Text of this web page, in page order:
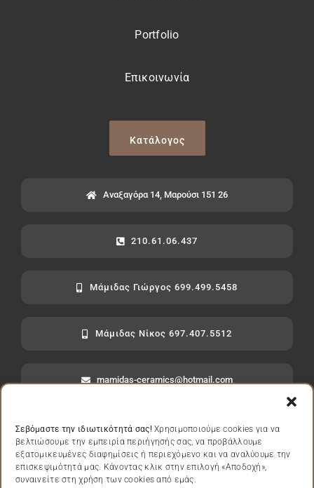
Σεβόμαστε την ιδιωτικότητά σας!Χρησιμοποιούμε cookies για να
βελτιώσουμε την εμπειρία περιήγησής σας, να προβάλλουμε
εξατομικευμένες διαφημίσεις ή περιεχόμενο και να αναλύουμε την
επισκεψιμότητά μας. Κάνοντας κλικ στην επιλογή «Αποδοχή»,
συναινείτε στη χρήση των cookies από εμάς.
Portfolio
Επικοινωνία
Κατάλογος
Αναξαγόρα 14, Μαρούσι 151 26
210.61.06.437
Μάμιδας Γιώργος 699.499.5458
Μάμιδας Νίκος 697.407.5512
mamidas-ceramics@hotmail.com
Πολιτική Απορρήτου|Πολιτική Cookies|Όροι Χρήσης